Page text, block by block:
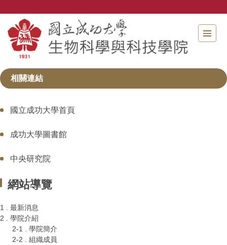
主
要
區
相關連結
國立成功大學首頁
成功大學圖書館
中央研究院
網站導覽
1 . 最新消息
2 . 學院介紹
2-1 . 學院簡介
2-2 . 組織成員